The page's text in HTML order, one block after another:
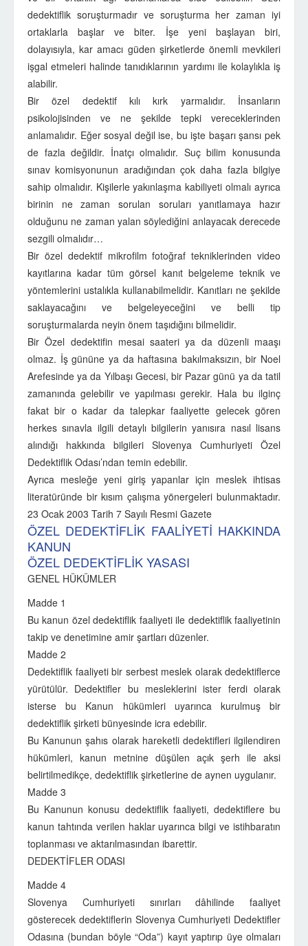
dedektiflik soruşturmadır ve soruşturma her zaman iyi
ortaklarla başlar ve biter. İşe yeni başlayan biri,
dolayısıyla, kar amacı güden şirketlerde önemli mevkileri
işgal etmeleri halinde tanıdıklarının yardımı ile kolaylıkla iş
alabilir.
Bir özel dedektif kılı kırk yarmalıdır. İnsanların
psikolojisinden ve ne şekilde tepki vereceklerinden
anlamalıdır. Eğer sosyal değil ise, bu işte başarı şansı pek
de fazla değildir. İnatçı olmalıdır. Suç bilim konusunda
sınav komisyonunun aradığından çok daha fazla bilgiye
sahip olmalıdır. Kişilerle yakınlaşma kabiliyeti olmalı ayrıca
birinin ne zaman sorulan soruları yanıtlamaya hazır
olduğunu ne zaman yalan söylediğini anlayacak derecede
sezgili olmalıdır…
Bir özel dedektif mikrofilm fotoğraf tekniklerinden video
kayıtlarına kadar tüm görsel kanıt belgeleme teknik ve
yöntemlerini ustalıkla kullanabilmelidir. Kanıtları ne şekilde
saklayacağını ve belgeleyeceğini ve belli tip
soruşturmalarda neyin önem taşıdığını bilmelidir.
Bir Özel dedektifin mesai saateri ya da düzenli maaşı
olmaz. İş gününe ya da haftasına bakılmaksızın, bir Noel
Arefesinde ya da Yılbaşı Gecesi, bir Pazar günü ya da tatil
zamanında gelebilir ve yapılması gerekir. Hala bu ilginç
fakat bir o kadar da talepkar faaliyette gelecek gören
herkes sınavla ilgili detaylı bilgilerin yanısıra nasıl lisans
alındığı hakkında bilgileri Slovenya Cumhuriyeti Özel
Dedektiflik Odası’ndan temin edebilir.
Ayrıca mesleğe yeni giriş yapanlar için meslek ihtisas
literatüründe bir kısım çalışma yönergeleri bulunmaktadır.
23 Ocak 2003 Tarih 7 Sayılı Resmi Gazete
ÖZEL DEDEKTİFLİK FAALİYETİ HAKKINDA
KANUN
ÖZEL DEDEKTİFLİK YASASI
GENEL HÜKÜMLER
Madde 1
Bu kanun özel dedektiflik faaliyeti ile dedektiflik faaliyetinin
takip ve denetimine amir şartları düzenler.
Madde 2
Dedektiflik faaliyeti bir serbest meslek olarak dedektiflerce
yürütülür. Dedektifler bu mesleklerini ister ferdi olarak
isterse bu Kanun hükümleri uyarınca kurulmuş bir
dedektiflik şirketi bünyesinde icra edebilir.
Bu Kanunun şahıs olarak hareketli dedektifleri ilgilendiren
hükümleri, kanun metnine düşülen açık şerh ile aksi
belirtilmedikçe, dedektiflik şirketlerine de aynen uygulanır.
Madde 3
Bu Kanunun konusu dedektiflik faaliyeti, dedektiflere bu
kanun tahtında verilen haklar uyarınca bilgi ve istihbaratın
toplanması ve aktarılmasından ibarettir.
DEDEKTİFLER ODASI
Madde 4
Slovenya Cumhuriyeti sınırları dâhilinde faaliyet
gösterecek dedektiflerin Slovenya Cumhuriyeti Dedektifler
Odasına (bundan böyle “Oda”) kayıt yaptırıp üye olmaları